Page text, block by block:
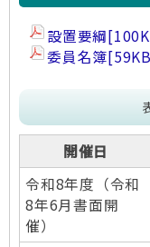
設置要綱
委員名簿
開催日
令和8年度（令和
8年6月書面開
催）